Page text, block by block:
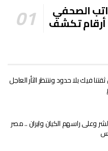
الصحفي
أرقام تكشف
فيك بلا حدود وننتظر الثأر العاجل
وعلى راسهم الكيان وايران .. مصر